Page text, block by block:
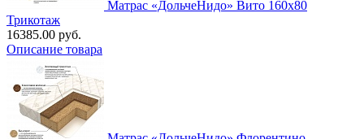
Матрас «ДольчеНидо» Вито 160х80
Трикотаж
16385.00 руб.
Описание товара